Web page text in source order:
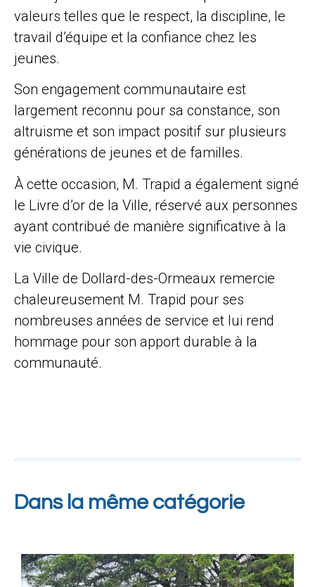
valeurs telles que le respect, la discipline, le
travail d’équipe et la confiance chez les
jeunes.
Son engagement communautaire est
largement reconnu pour sa constance, son
altruisme et son impact positif sur plusieurs
générations de jeunes et de familles.
À cette occasion, M. Trapid a également signé
le Livre d’or de la Ville, réservé aux personnes
ayant contribué de manière significative à la
vie civique.
La Ville de Dollard-des-Ormeaux remercie
chaleureusement M. Trapid pour ses
nombreuses années de service et lui rend
hommage pour son apport durable à la
communauté.
Dans la même catégorie